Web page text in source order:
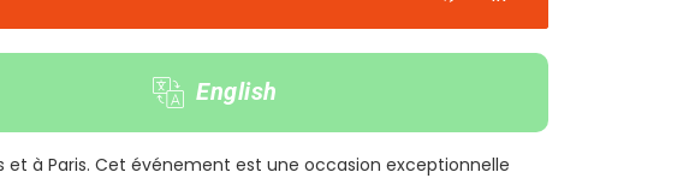
English
et à Paris. Cet événement est une occasion exceptionnelle